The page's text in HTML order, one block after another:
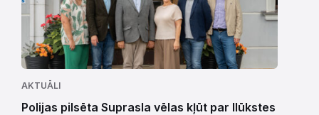
AKTUĀLI
Polijas pilsēta Suprasla vēlas kļūt par Ilūkstes